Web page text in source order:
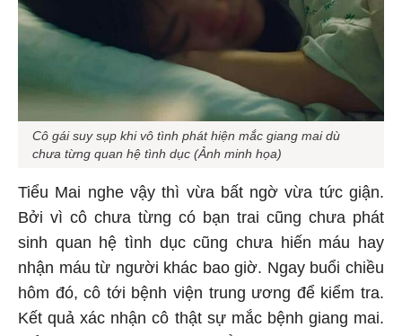
Cô gái suy sụp khi vô tình phát hiện mắc giang mai dù
chưa từng quan hệ tình dục (Ảnh minh họa)
Tiểu Mai nghe vậy thì vừa bất ngờ vừa tức giận.
Bởi vì cô chưa từng có bạn trai cũng chưa phát
sinh quan hệ tình dục cũng chưa hiến máu hay
nhận máu từ người khác bao giờ. Ngay buổi chiều
hôm đó, cô tới bệnh viện trung ương để kiểm tra.
Kết quả xác nhận cô thật sự mắc bệnh giang mai.